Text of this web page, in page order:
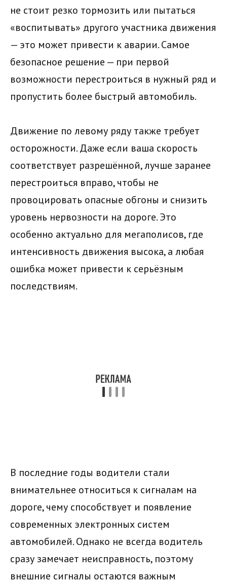
не стоит резко тормозить или пытаться
«воспитывать» другого участника движения
— это может привести к аварии. Самое
безопасное решение — при первой
возможности перестроиться в нужный ряд и
пропустить более быстрый автомобиль.
Движение по левому ряду также требует
осторожности. Даже если ваша скорость
соответствует разрешённой, лучше заранее
перестроиться вправо, чтобы не
провоцировать опасные обгоны и снизить
уровень нервозности на дороге. Это
особенно актуально для мегаполисов, где
интенсивность движения высока, а любая
ошибка может привести к серьёзным
последствиям.
В последние годы водители стали
внимательнее относиться к сигналам на
дороге, чему способствует и появление
современных электронных систем
автомобилей. Однако не всегда водитель
сразу замечает неисправность, поэтому
внешние сигналы остаются важным